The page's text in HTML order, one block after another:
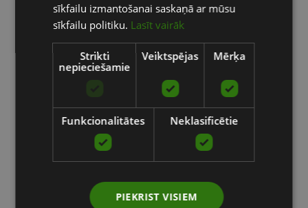
sīkfailu izmantošanai saskaņā ar mūsu
sīkfailu politiku. Lasīt vairāk
Strikti
nepieciešamie
Veiktspējas Mērķa
Funkcionalitātes Neklasificētie
PIEKRIST VISIEM